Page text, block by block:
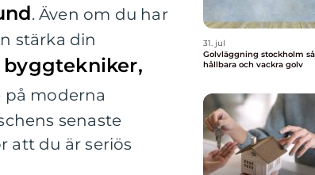
. Även om du har
stärka din
byggtekniker,
på moderna
senaste
att du är seriös
31. jul
Golvläggning stockholm så skapar du
hållbara och vackra golv